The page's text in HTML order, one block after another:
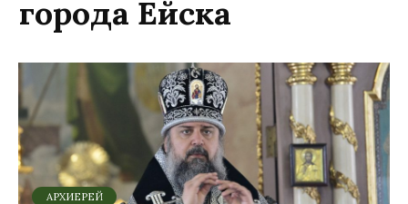
города Ейска
АРХИЕРЕЙ